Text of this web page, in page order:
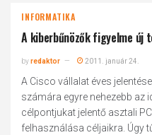
INFORMATIKA
A kiberbűnözők figyelme
byredaktor 2011. január 24.
A Cisco vállalat éves
számára egyre nehezebb az
célpontjukat jelentő asztali
felhasználása céljaikra. Úgy